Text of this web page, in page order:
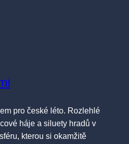
pro české léto. Rozlehlé
háje a siluety hradů v
kterou si okamžitě